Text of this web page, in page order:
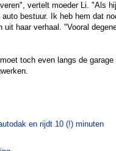
vertelt moeder Li. "Als hij
bestuur. Ik heb hem dat
haar verhaal. "Vooral
toch even langs de garage
en rijdt 10 (!) minuten